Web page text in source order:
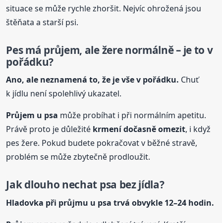
situace se může rychle zhoršit. Nejvíc ohrožená jsou
štěňata a starší psi.
Pes má průjem, ale žere normálně – je to v
pořádku?
Ano, ale neznamená to, že je vše v pořádku. Chuť
k jídlu není spolehlivý ukazatel.
Průjem u psa může probíhat i při normálním apetitu.
Právě proto je důležité krmení dočasně omezit, i když
pes žere. Pokud budete pokračovat v běžné stravě,
problém se může zbytečně prodloužit.
Jak dlouho nechat psa bez jídla?
Hladovka při průjmu u psa trvá obvykle 12–24 hodin.